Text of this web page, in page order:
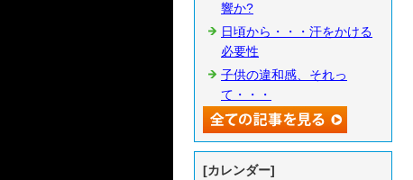
響か?
日頃から・・・汗をかける
必要性
子供の違和感、それっ
て・・・
[カレンダー]